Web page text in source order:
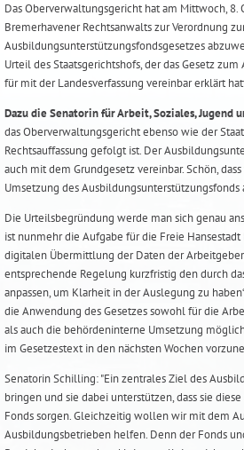
Das Oberverwaltungsgericht hat am Mittwoch,
Bremerhavener Rechtsanwalts zur Verordnung
Ausbildungsunterstützungsfondsgesetzes
Urteil des Staatsgerichtshofs, der das Gesetz
für mit der Landesverfassung vereinbar erklärt
Dazu die Senatorin für Arbeit, Soziales, Jugend
das Oberverwaltungsgericht ebenso wie der
Rechtsauffassung gefolgt ist. Der
auch mit dem Grundgesetz vereinbar. Schön,
Umsetzung des Ausbildungsunterstützungsfonds
Die Urteilsbegründung werde man sich genau
ist nunmehr die Aufgabe für die Freie
digitalen Übermittlung der Daten der
entsprechende Regelung kurzfristig den durch
anpassen, um Klarheit in der Auslegung zu
die Anwendung des Gesetzes sowohl für die
als auch die behördeninterne Umsetzung
im Gesetzestext in den nächsten Wochen
Senatorin Schilling: "Ein zentrales Ziel des
bringen und sie dabei unterstützen, dass sie
Fonds sorgen. Gleichzeitig wollen wir mit dem
Ausbildungsbetrieben helfen. Denn der Fonds